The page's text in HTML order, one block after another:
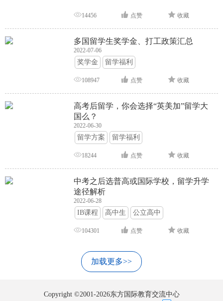
14456 点赞 收藏
多国留学生奖学金、打工政策汇总
2022-07-06
奖学金 留学福利
108947 点赞 收藏
高考后留学，你会选择“英美加”留学大
国么？
2022-06-30
留学方案 留学福利
18244 点赞 收藏
中考之后选普高或国际学校，留学升学
途径解析
2022-06-28
IB课程 高中生 公立高中
104301 点赞 收藏
加载更多>>
Copyright ©2001-2026东方国际教育交流中心